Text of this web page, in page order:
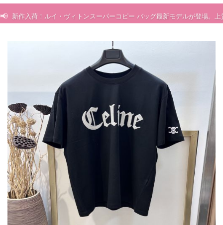
ユ
登
録
グ
ダ
ー
管
理
知
ら
せ
yoyocopys@gmail.com
2026人気特集
バッグ
財布
時計
服
ズボン
衣装セット
靴
住まい用品
アクセサリー
ベルト
スカーフ
アイフォーンケ
ース
小物
📢 新作入荷！ルイ・ヴィトンスーパーコピー バッグ最新モデルが登場。